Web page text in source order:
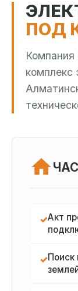
ПОД
комплекс
✓Акт
✓Поиск